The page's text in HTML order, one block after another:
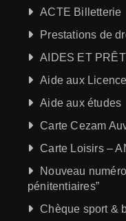
ACTE Billetterie
Prestations de
AIDES ET
Aide aux
Aide aux études
Carte Cezam
Carte Loisirs –
Nouveau
pénitentiaires”
Chèque sport &